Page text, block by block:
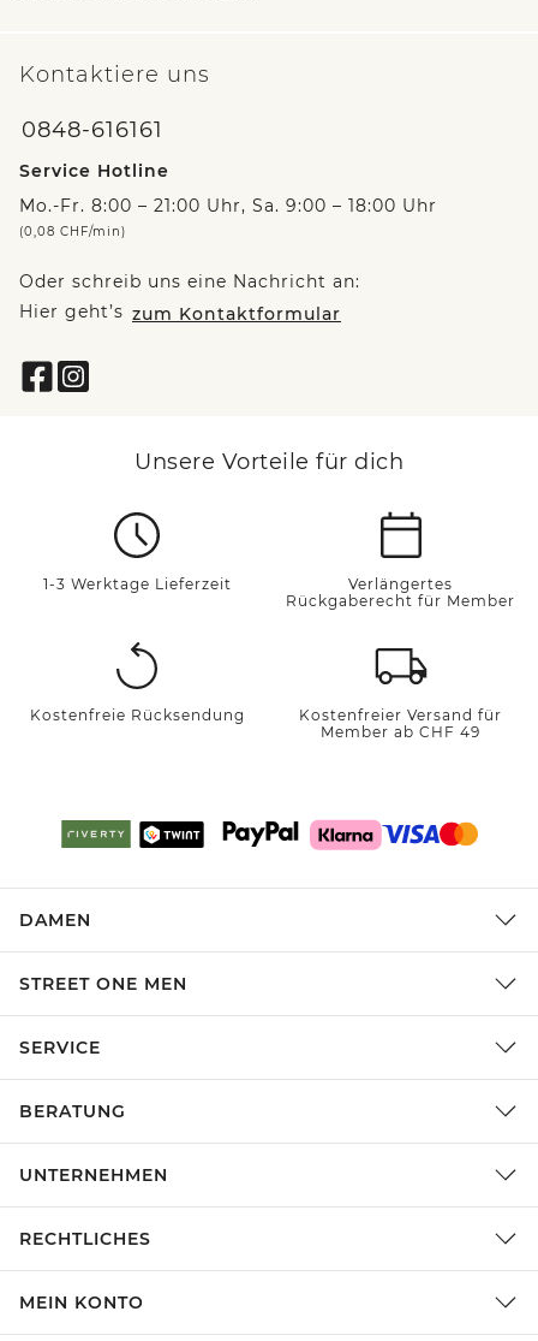
Kontaktiere uns
0848-616161
Service Hotline
Mo.-Fr. 8:00 – 21:00 Uhr, Sa. 9:00 – 18:00 Uhr
(0,08 CHF/min)
Oder schreib uns eine Nachricht an:
Hier geht’s zum Kontaktformular
Unsere Vorteile für dich
1-3 Werktage Lieferzeit
Verlängertes
Rückgaberecht für Member
Kostenfreie Rücksendung
Kostenfreier Versand für
Member ab CHF 49
DAMEN
STREET ONE MEN
SERVICE
BERATUNG
UNTERNEHMEN
RECHTLICHES
MEIN KONTO